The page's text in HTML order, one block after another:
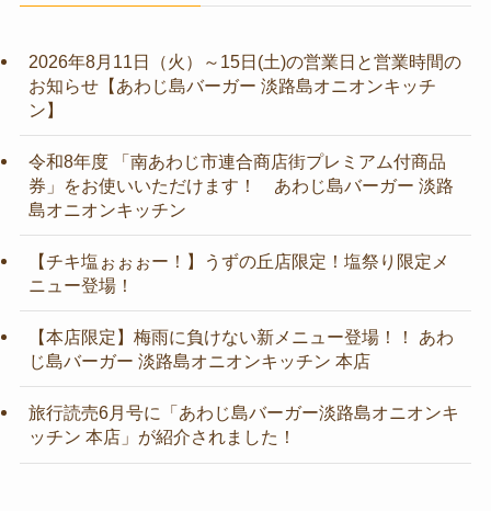
2026年8月11日（火）～15日(土)の営業日と営業時間の
お知らせ【あわじ島バーガー 淡路島オニオンキッチ
ン】
令和8年度 「南あわじ市連合商店街プレミアム付商品
券」をお使いいただけます！ あわじ島バーガー 淡路
島オニオンキッチン
【チキ塩ぉぉぉー！】うずの丘店限定！塩祭り限定メ
ニュー登場！
【本店限定】梅雨に負けない新メニュー登場！！ あわ
じ島バーガー 淡路島オニオンキッチン 本店
旅行読売6月号に「あわじ島バーガー淡路島オニオンキ
ッチン 本店」が紹介されました！